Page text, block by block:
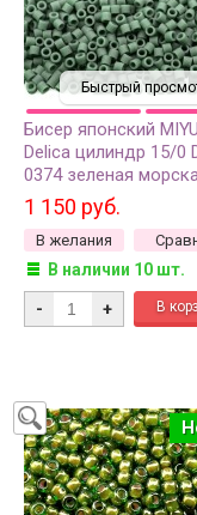
Быстрый
Бисер японский
Delica цилиндр 15/0
0374 зеленая
непрозрачный
грамм
1 150 руб.
В желания
В наличии 10 шт.
- +